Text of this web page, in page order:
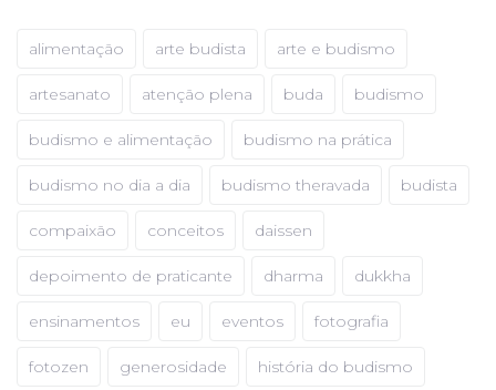
alimentação arte budista arte e budismo
artesanato atenção plena buda budismo
budismo e alimentação budismo na prática
budismo no dia a dia budismo theravada budista
compaixão conceitos daissen
depoimento de praticante dharma dukkha
ensinamentos eu eventos fotografia
fotozen generosidade história do budismo